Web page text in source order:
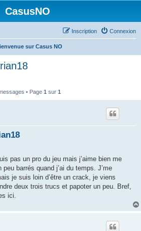
CasusNO
Connexion
Inscription
sur Casus NO
• Page 1 sur 1
pas un pro du jeu mais j’aime bien me
barrés quand j’ai du temps. J’me
je suis loin d’être un crack, je viens
deux trois trucs et papoter un peu. Bref,
ici.